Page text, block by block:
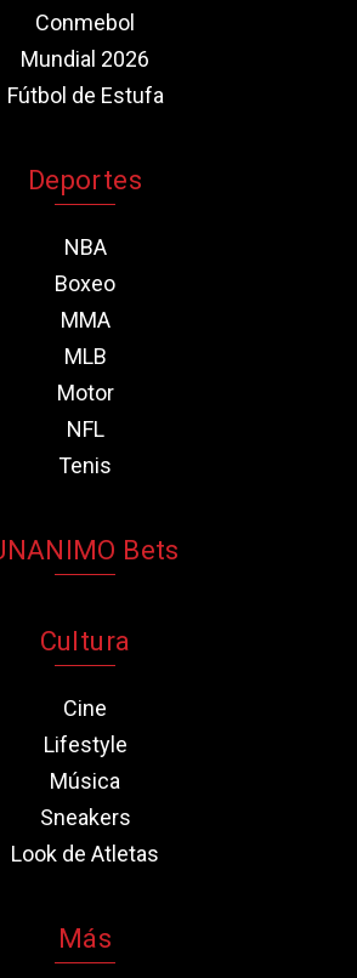
Conmebol
Mundial 2026
Fútbol de Estufa
Deportes
NBA
Boxeo
MMA
MLB
Motor
NFL
Tenis
Bets
Cultura
Cine
Lifestyle
Música
Sneakers
Look de Atletas
Más